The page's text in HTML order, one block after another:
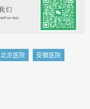
北京医院
安徽医院